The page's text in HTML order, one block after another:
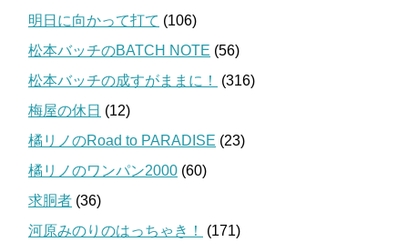
明日に向かって打て (106)
松本バッチのBATCH NOTE (56)
松本バッチの成すがままに！
(316)
梅屋の休日 (12)
橘リノのRoad to PARADISE (23)
橘リノのワンパン2000 (60)
求胴者 (36)
河原みのりのはっちゃき！
(171)